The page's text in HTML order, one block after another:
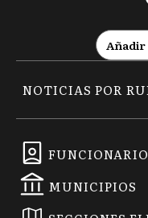
Añadir
MUNICIPIOS
NOTICIAS POR